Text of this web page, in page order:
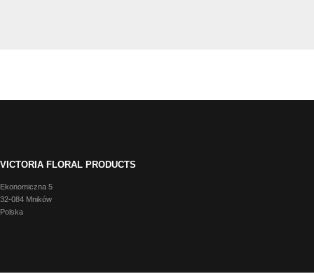
VICTORIA FLORAL PRODUCTS
Ekonomiczna 5
32-084 Mników
Polska